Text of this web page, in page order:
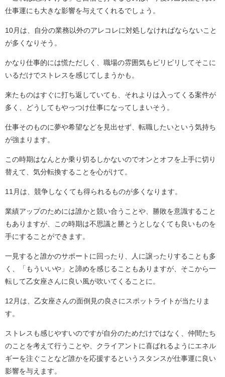
仕事運にも大きな影響を与えてくれるでしょう。
10月は、自分の業務以外のアレコレに対処しなければならないこと
が多くなりそう。
かなり仕事的には慌ただしく、職場の雰囲気もピリピリしてそこに
いるだけでストレスを感じてしまうかも。
来たものはすぐに打ち返していても、それよりは入ってくる案件が
多く、どうしてもやっつけ仕事になってしまいそう。
仕事そのものに夢や希望などを見出せず、転職したいという気持ち
が強まります。
この時期はなんとか乗り切るしかないのでオンとオフを上手に切り
替えて、気分転換することを心がけて。
11月は、競争しなくても得られるものが多くなります。
業績アップのためには誰かと競い合うことや、勝敗を意識すること
もありますが、この時期は不思議と勝とうとしなくても良いものを
手にすることができます。
一見すると誰かのサポートに回ったり、人に譲ったりすることも多
く、「もういいや」と諦めを感じることもありますが、そこから一
転して乙女座さんに良い風が吹いてくることに。
12月は、乙女座さんの面倒見の良さにスポットライトが当たりま
す。
ストレスも感じやすいのですが自分のためだけではなく、仲間たち
のことを考えて行うことや、クライアントに喜ばれるようにエネル
ギーを注ぐことなど誰かを応援するというスタンスが仕事運に良い
影響を与えます。